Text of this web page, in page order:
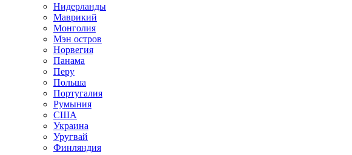
Нидерланды
Маврикий
Монголия
Мэн остров
Норвегия
Панама
Перу
Польша
Португалия
Румыния
США
Украина
Уругвай
Финляндия